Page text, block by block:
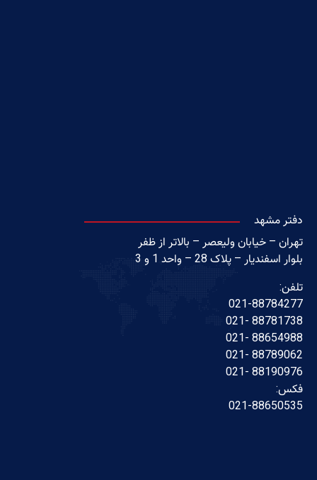
دفتر مشهد
تهران – خیابان ولیعصر – بالاتر از ظفر
بلوار اسفندیار – پلاک 28 – واحد 1 و 3
تلفن:
021-88784277
88781738 -021
88654988 -021
88789062 -021
88190976 -021
فکس:
021-88650535